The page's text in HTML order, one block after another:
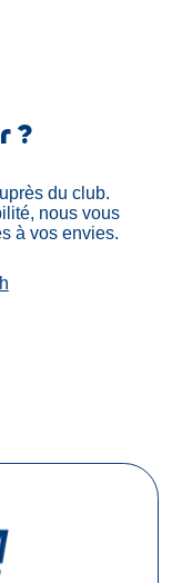
?
du club.
nous vous
à vos envies.